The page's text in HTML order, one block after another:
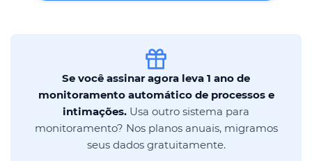
Se você assinar agora leva 1 ano de
monitoramento automático de processos e
intimações. Usa outro sistema para
monitoramento? Nos planos anuais, migramos
seus dados gratuitamente.